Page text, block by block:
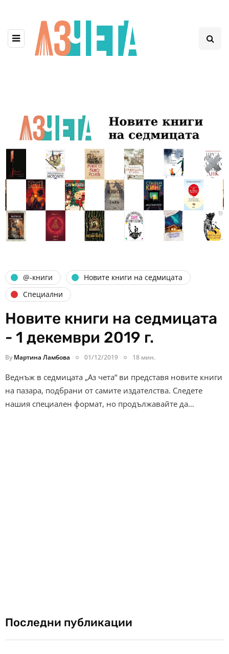
@-книги
Новите книги на седмицата
Специални
Новите книги на седмицата
- 1 декември 2019 г.
By Мартина Ламбова 01/12/2019 18 мин.
Веднъж в седмицата „Аз чета“ ви представя новите книги
на пазара, подбрани от самите издателства. Следете
нашия специален формат, но продължавайте да…
Последни публикации